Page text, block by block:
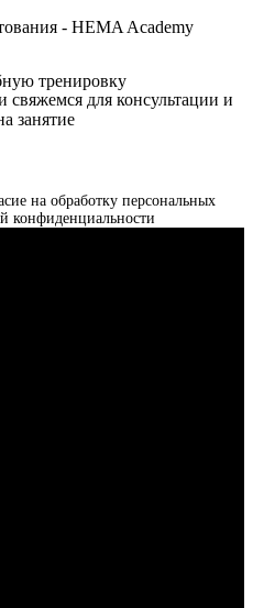
- HEMA Academy
тренировку
для консультации и
занятие
на обработку персональных
конфиденциальности